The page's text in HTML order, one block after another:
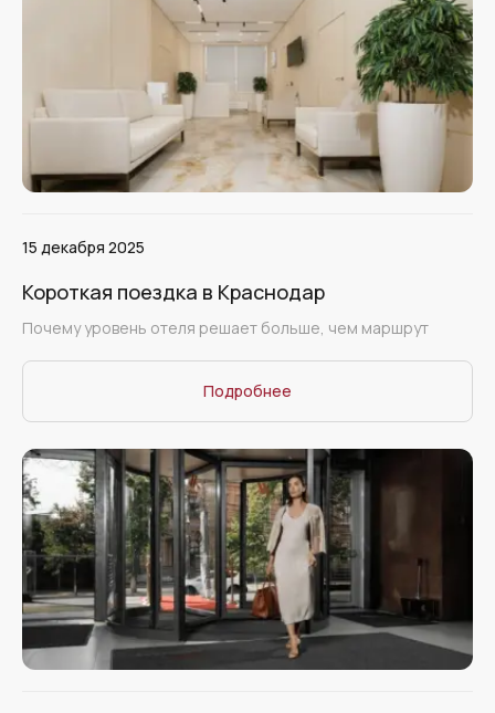
15 декабря 2025
Короткая поездка в Краснодар
Почему уровень отеля решает больше, чем маршрут
Подробнее